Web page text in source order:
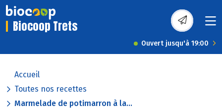
Biocoop Trets
Ouvert jusqu'à 19:00
Accueil
Toutes nos recettes
Marmelade de potimarron à la...